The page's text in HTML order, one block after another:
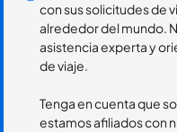
con sus solicitudes de
alrededor del mundo.
asistencia experta y
de viaje.
Tenga en cuenta que
estamos afiliados con